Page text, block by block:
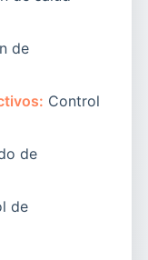
de
Control
de
de